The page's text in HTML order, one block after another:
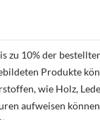
zu 10% der
Produkte
wie Holz,
aufweisen